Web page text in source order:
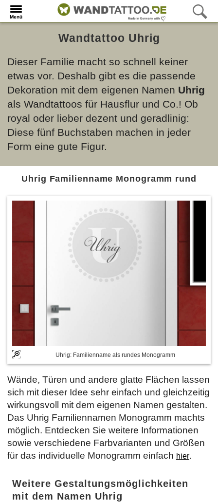
Menü
Wandtattoo Uhrig
Dieser Familie macht so schnell keiner
etwas vor. Deshalb gibt es die passende
Dekoration mit dem eigenen Namen Uhrig
als Wandtattoos für Hausflur und Co.! Ob
royal oder lieber dezent und geradlinig:
Diese fünf Buchstaben machen in jeder
Form eine gute Figur.
Uhrig Familienname Monogramm rund
Uhrig: Familienname als rundes Monogramm
Wände, Türen und andere glatte Flächen lassen
sich mit dieser Idee sehr einfach und gleichzeitig
wirkungsvoll mit dem eigenen Namen gestalten.
Das Uhrig Familiennamen Monogramm machts
möglich. Entdecken Sie weitere Informationen
sowie verschiedene Farbvarianten und Größen
für das individuelle Monogramm einfach hier.
Weitere Gestaltungsmöglichkeiten
mit dem Namen Uhrig